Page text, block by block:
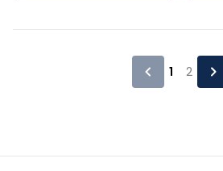
1 2